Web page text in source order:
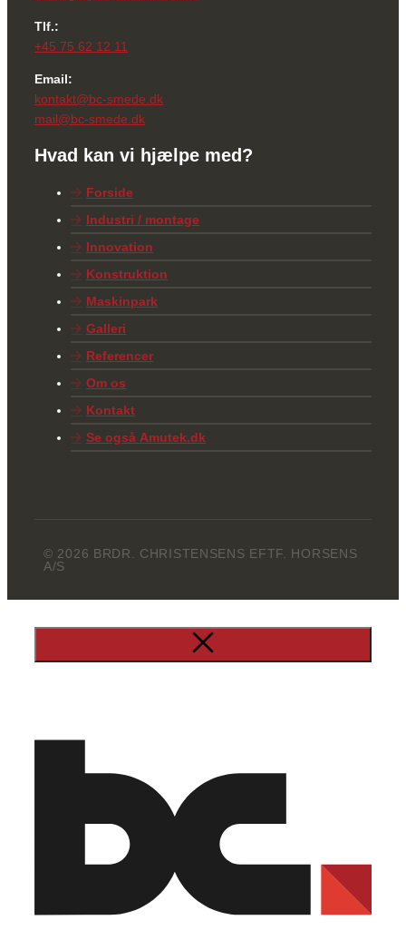
Tlf.:
+45 75 62 12 11
Email:
kontakt@bc-smede.dk
mail@bc-smede.dk
Hvad kan vi hjælpe med?
Forside
Industri / montage
Innovation
Konstruktion
Maskinpark
Galleri
Referencer
Om os
Kontakt
Se også Amutek.dk
© 2026 BRDR. CHRISTENSENS EFTF. HORSENS
A/S